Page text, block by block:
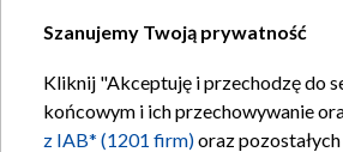
Szanujemy Twoją prywatność
Kliknij "Akceptuję i przechodzę do
końcowym i ich przechowywanie
z IAB* (1201 firm)oraz pozostałych